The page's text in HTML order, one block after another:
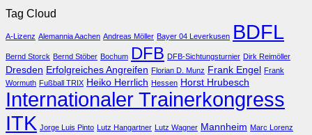
Trainerkongresses
2017
vollen
Touren
Tag Cloud
A-Lizenz Alemannia Aachen Andreas Möller Bayer 04 Leverkusen BDFL
Bernd Storck Bernd Stöber Bochum DFB DFB-Sichtungsturnier Dirk Reimöller
Dresden Erfolgreiches Angreifen Florian D. Munz Frank Engel Frank
Wormuth Fußball TRIX Heiko Herrlich Hessen Horst Hrubesch
Internationaler Trainerkongress
ITK Jorge Luis Pinto Lutz Hangartner Lutz Wagner Mannheim Marc Lorenz